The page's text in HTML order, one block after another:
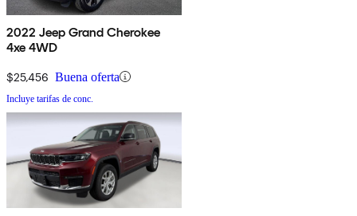
2022 Jeep Grand Cherokee
4xe 4WD
$25,456 Buena oferta
Incluye tarifas de conc.